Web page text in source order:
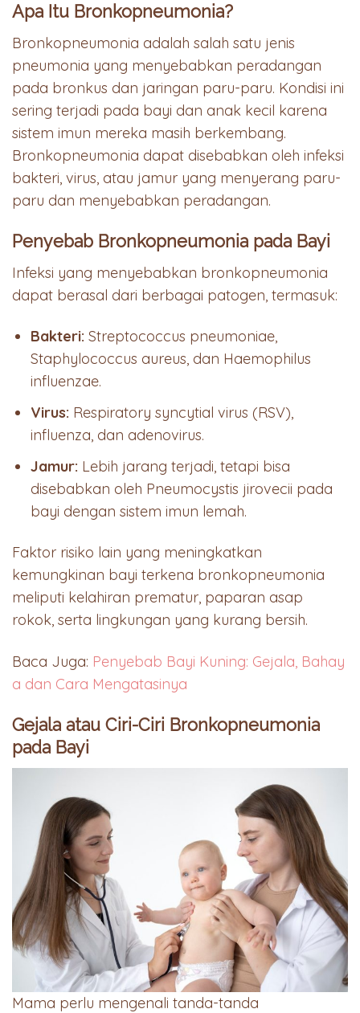
Apa Itu Bronkopneumonia?
Bronkopneumonia adalah salah satu jenis
pneumonia yang menyebabkan peradangan
pada bronkus dan jaringan paru-paru. Kondisi ini
sering terjadi pada bayi dan anak kecil karena
sistem imun mereka masih berkembang.
Bronkopneumonia dapat disebabkan oleh infeksi
bakteri, virus, atau jamur yang menyerang paru-
paru dan menyebabkan peradangan.
Penyebab Bronkopneumonia pada Bayi
Infeksi yang menyebabkan bronkopneumonia
dapat berasal dari berbagai patogen, termasuk:
Bakteri: Streptococcus pneumoniae,
Staphylococcus aureus, dan Haemophilus
influenzae.
Virus: Respiratory syncytial virus (RSV),
influenza, dan adenovirus.
Jamur: Lebih jarang terjadi, tetapi bisa
disebabkan oleh Pneumocystis jirovecii pada
bayi dengan sistem imun lemah.
Faktor risiko lain yang meningkatkan
kemungkinan bayi terkena bronkopneumonia
meliputi kelahiran prematur, paparan asap
rokok, serta lingkungan yang kurang bersih.
Baca Juga: Penyebab Bayi Kuning: Gejala, Bahay
a dan Cara Mengatasinya
Gejala atau Ciri-Ciri Bronkopneumonia
pada Bayi
Mama perlu mengenali tanda-tanda